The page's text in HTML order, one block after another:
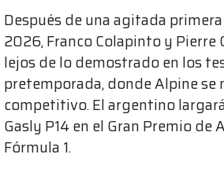
Después de una agitada
2026, Franco Colapinto y Pierre
lejos de lo demostrado en los
pretemporada, donde Alpine se
competitivo. El argentino
Gasly P14 en el Gran Premio de
Fórmula 1.